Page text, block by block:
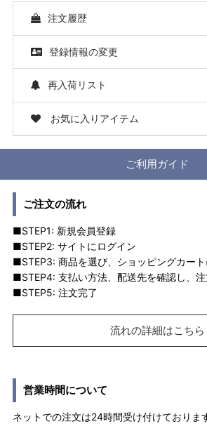
注文履歴
登録情報の変更
再入荷リスト
お気に入りアイテム
ご利用ガイド
ご注文の流れ
■STEP1: 新規会員登録
■STEP2: サイトにログイン
■STEP3: 商品を選び、ショッピングカー
■STEP4: 支払い方法、配送先を確認し、
■STEP5: 注文完了
流れの詳細はこちら
営業時間について
ネットでの注文は24時間受け付けておりま